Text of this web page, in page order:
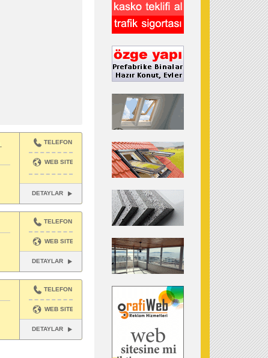
TELEFON
WEB SITESI
DETAYLAR
TELEFON
WEB SITESI
DETAYLAR
TELEFON
WEB SITESI
DETAYLAR